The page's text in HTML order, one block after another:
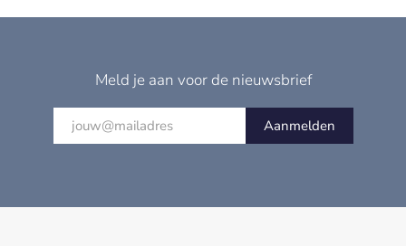
Meld je aan voor de nieuwsbrief
Aanmelden